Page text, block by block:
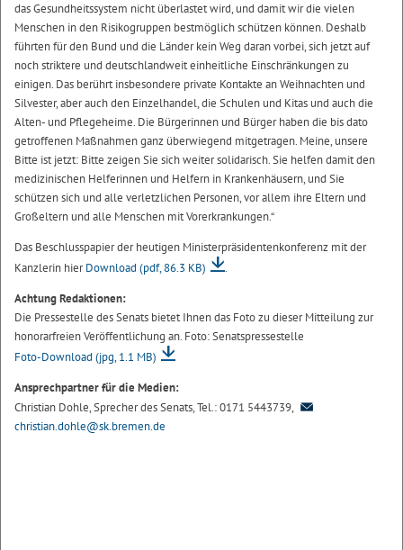
das Gesundheitssystem nicht überlastet wird, und damit wir die vielen
Menschen in den Risikogruppen bestmöglich schützen können. Deshalb
führten für den Bund und die Länder kein Weg daran vorbei, sich jetzt auf
noch striktere und deutschlandweit einheitliche Einschränkungen zu
einigen. Das berührt insbesondere private Kontakte an Weihnachten und
Silvester, aber auch den Einzelhandel, die Schulen und Kitas und auch die
Alten- und Pflegeheime. Die Bürgerinnen und Bürger haben die bis dato
getroffenen Maßnahmen ganz überwiegend mitgetragen. Meine, unsere
Bitte ist jetzt: Bitte zeigen Sie sich weiter solidarisch. Sie helfen damit den
medizinischen Helferinnen und Helfern in Krankenhäusern, und Sie
schützen sich und alle verletzlichen Personen, vor allem ihre Eltern und
Großeltern und alle Menschen mit Vorerkrankungen.“
Das Beschlusspapier der heutigen Ministerpräsidentenkonferenz mit der
Kanzlerin hierDownload (pdf, 86.3 KB)
.
Achtung Redaktionen:
Die Pressestelle des Senats bietet Ihnen das Foto zu dieser Mitteilung zur
honorarfreien Veröffentlichung an. Foto: Senatspressestelle
Foto-Download (jpg, 1.1 MB)
Ansprechpartner für die Medien:
Christian Dohle, Sprecher des Senats, Tel.: 0171 5443739,
christian.dohle@sk.bremen.de